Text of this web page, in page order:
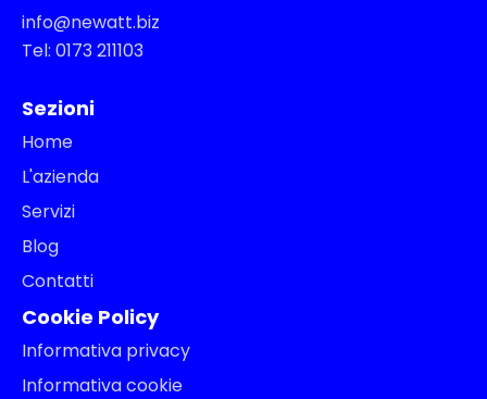
info@newatt.biz
Tel: 0173 211103
Sezioni
Home
L'azienda
Servizi
Blog
Contatti
Cookie Policy
Informativa privacy
Informativa cookie